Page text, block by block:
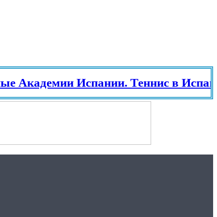
Испании. Теннис в Испании.